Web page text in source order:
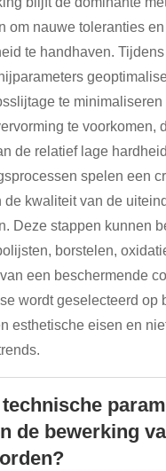
om nauwe toleranties
te handhaven.
te minimaliseren
te voorkomen,
de relatief lage
spelen een
de kwaliteit van de
Deze stappen kunnen
borstelen,
een beschermende
wordt geselecteerd op
esthetische eisen en
de bewerking